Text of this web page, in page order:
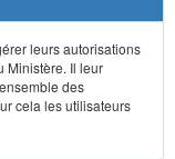
leurs autorisations
Ministère. Il leur
des
cela les utilisateurs